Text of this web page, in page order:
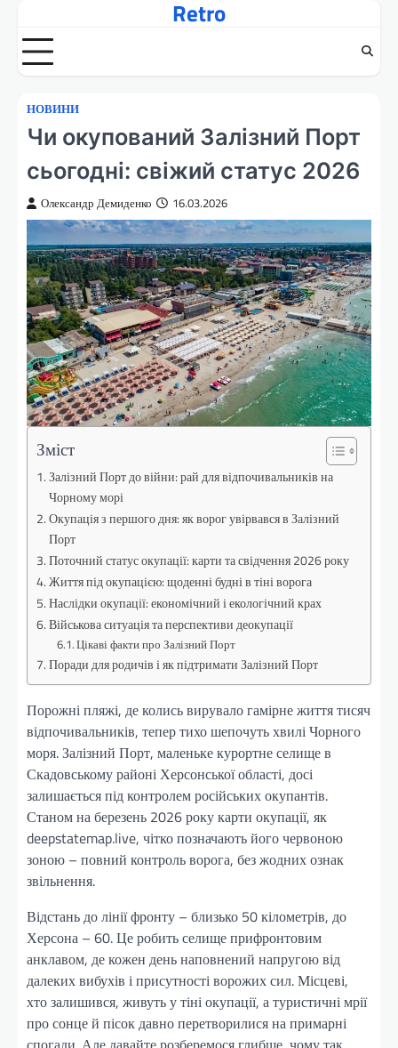
вмісту
Retro
НОВИНИ
Чи окупований Залізний Порт
сьогодні: свіжий статус 2026
Олександр Демиденко 16.03.2026
Зміст
Залізний Порт до війни: рай для відпочивальників на
Чорному морі
Окупація з першого дня: як ворог увірвався в Залізний
Порт
Поточний статус окупації: карти та свідчення 2026 року
Життя під окупацією: щоденні будні в тіні ворога
Наслідки окупації: економічний і екологічний крах
Військова ситуація та перспективи деокупації
Цікаві факти про Залізний Порт
Поради для родичів і як підтримати Залізний Порт
Порожні пляжі, де колись вирувало гамірне життя тисяч
відпочивальників, тепер тихо шепочуть хвилі Чорного
моря. Залізний Порт, маленьке курортне селище в
Скадовському районі Херсонської області, досі
залишається під контролем російських окупантів.
Станом на березень 2026 року карти окупації, як
deepstatemap.live, чітко позначають його червоною
зоною – повний контроль ворога, без жодних ознак
звільнення.
Відстань до лінії фронту – близько 50 кілометрів, до
Херсона – 60. Це робить селище прифронтовим
анклавом, де кожен день наповнений напругою від
далеких вибухів і присутності ворожих сил. Місцеві,
хто залишився, живуть у тіні окупації, а туристичні мрії
про сонце й пісок давно перетворилися на примарні